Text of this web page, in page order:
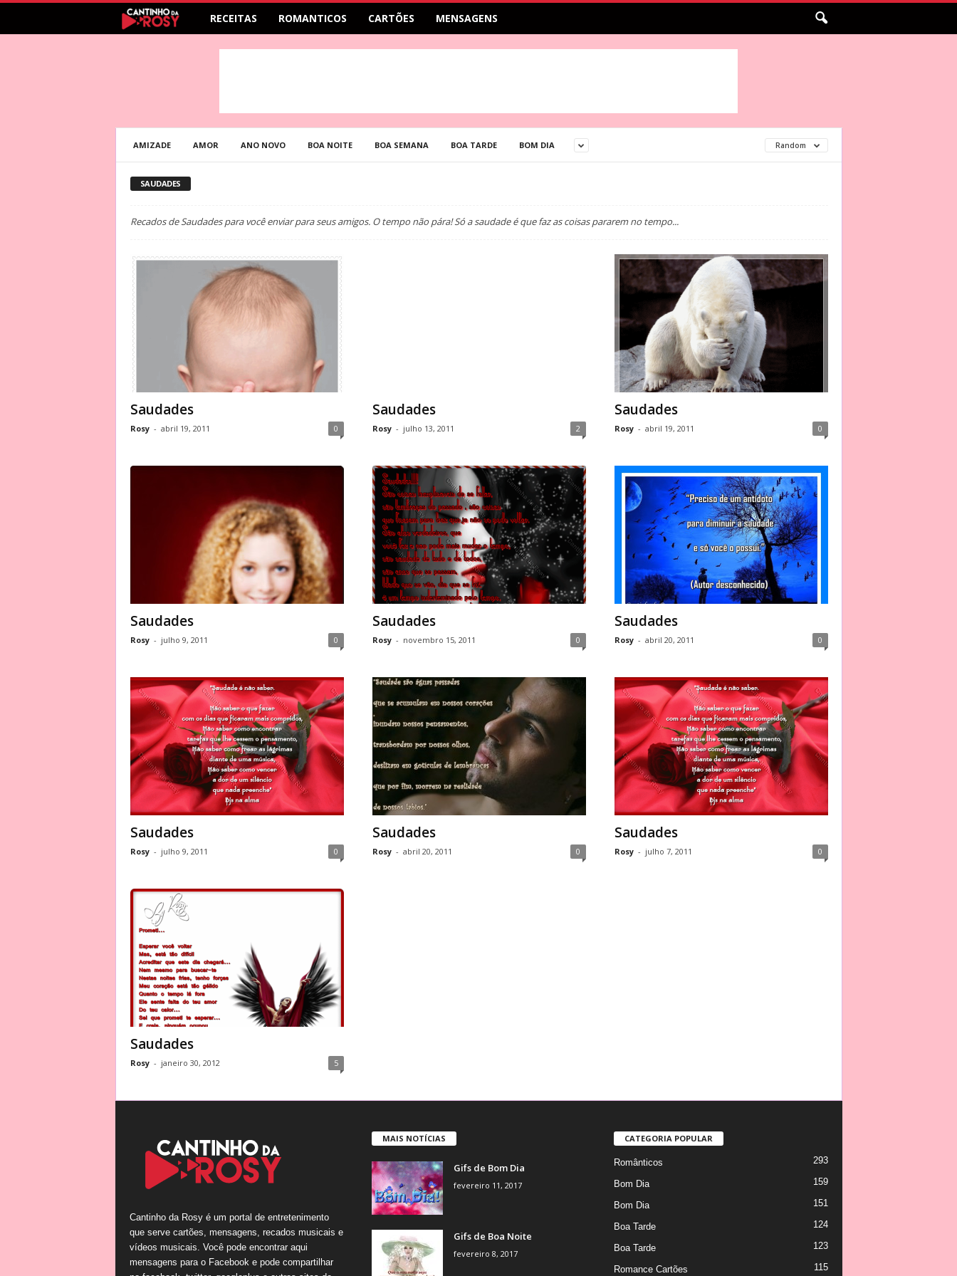
RECEITAS ROMANTICOS CARTÕES MENSAGENS
AMIZADE AMOR ANO NOVO BOA NOITE BOA SEMANA BOA TARDE BOM DIA Random
SAUDADES
Recados de Saudades para você enviar para seus amigos. O tempo não pára! Só a saudade é que faz as coisas pararem no tempo...
Saudades
Rosy - abril 19, 2011 0
Saudades
Rosy - julho 13, 2011 2
Saudades
Rosy - abril 19, 2011 0
Saudades
Rosy - julho 9, 2011 0
Saudades
Rosy - novembro 15, 2011 0
Saudades
Rosy - abril 20, 2011 0
Saudades
Rosy - julho 9, 2011 0
Saudades
Rosy - abril 20, 2011 0
Saudades
Rosy - julho 7, 2011 0
Saudades
Rosy - janeiro 30, 2012 5
Cantinho da Rosy é um portal de entretenimento
que serve cartões, mensagens, recados musicais e
vídeos musicais. Você pode encontrar aqui
mensagens para o Facebook e pode compartilhar
MAIS NOTÍCIAS
Gifs de Bom Dia
fevereiro 11, 2017
Gifs de Boa Noite
fevereiro 8, 2017
CATEGORIA POPULAR
Românticos 293
Bom Dia 159
Bom Dia 151
Boa Tarde 124
Boa Tarde 123
Romance Cartões 115